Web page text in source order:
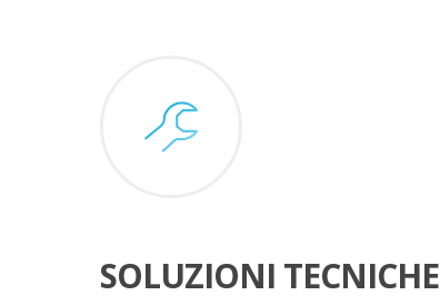
SOLUZIONI TECNICHE